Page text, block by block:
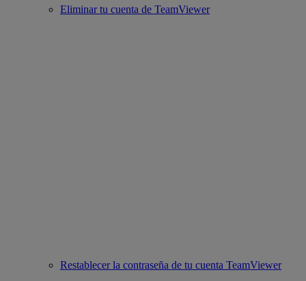
Eliminar tu cuenta de TeamViewer
Restablecer la contraseña de tu cuenta TeamViewer